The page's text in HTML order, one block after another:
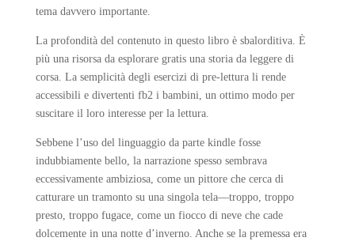
tema davvero importante.
La profondità del contenuto in questo libro è sbalorditiva. È
più una risorsa da esplorare gratis una storia da leggere di
corsa. La semplicità degli esercizi di pre-lettura li rende
accessibili e divertenti fb2 i bambini, un ottimo modo per
suscitare il loro interesse per la lettura.
Sebbene l’uso del linguaggio da parte kindle fosse
indubbiamente bello, la narrazione spesso sembrava
eccessivamente ambiziosa, come un pittore che cerca di
catturare un tramonto su una singola tela—troppo, troppo
presto, troppo fugace, come un fiocco di neve che cade
dolcemente in una notte d’inverno. Anche se la premessa era